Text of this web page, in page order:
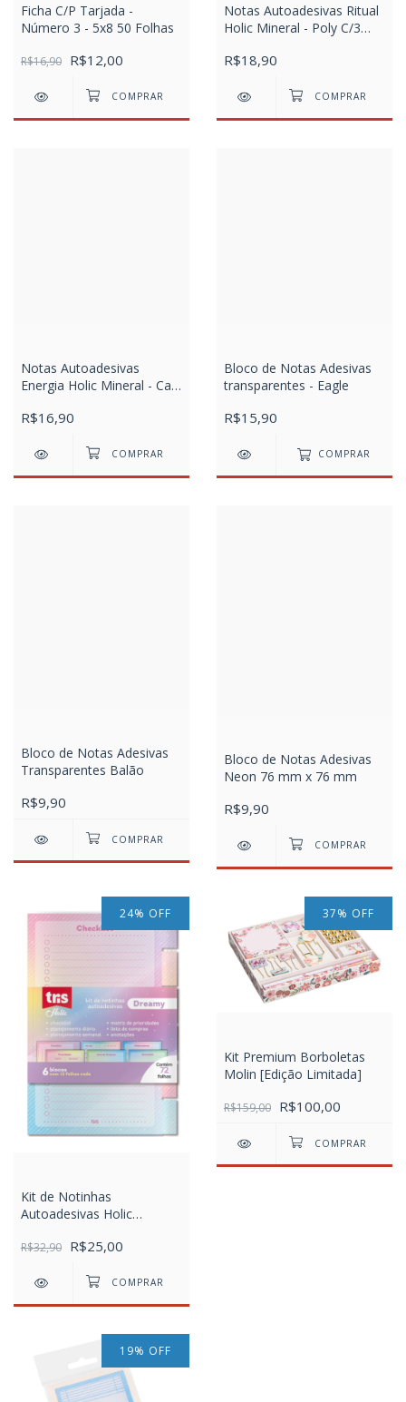
Ficha C/P Tarjada -
Número 3 - 5x8 50 Folhas
R$16,90 R$12,00
Notas Autoadesivas Ritual
Holic Mineral - Poly C/3
R$18,90
Notas Autoadesivas
Energia Holic Mineral - Cart
R$16,90
Bloco de Notas Adesivas
transparentes - Eagle
R$15,90
COMPRAR
Bloco de Notas Adesivas
Transparentes Balão
R$9,90
Bloco de Notas Adesivas
Neon 76 mm x 76 mm
R$9,90
24% OFF
Kit de Notinhas
Autoadesivas Holic
R$32,90 R$25,00
37% OFF
Kit Premium Borboletas
Molin [Edição Limitada]
R$159,00 R$100,00
19% OFF